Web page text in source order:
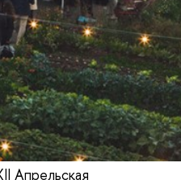
Апрельская